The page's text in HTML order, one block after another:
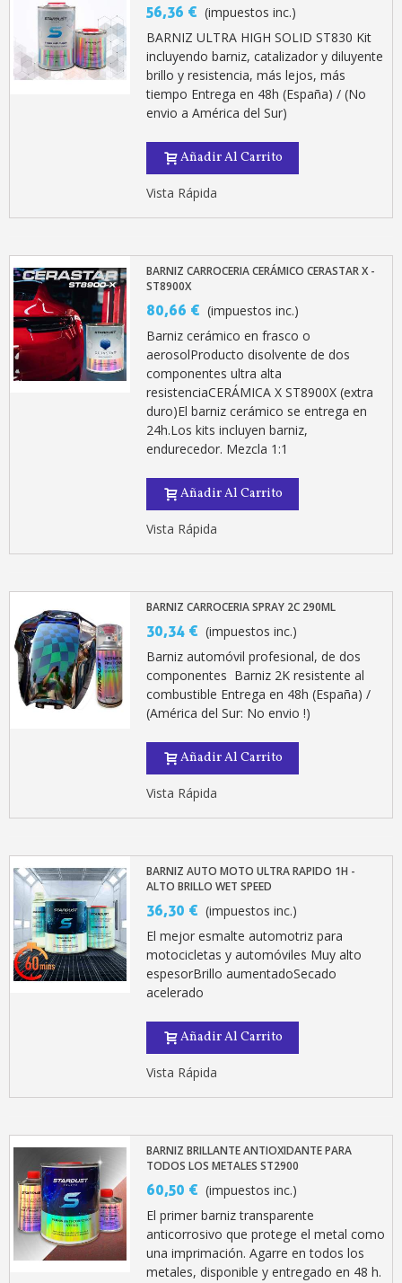
Gana puntos de
Devuelve los
5 € de descuento
Cupón de 10 € por
Gana puntos de
Cupón de 10 € por
56,36 € (impuestos inc.)
BARNIZ ULTRA HIGH SOLID ST830 Kit
incluyendo barniz, catalizador y diluyente
brillo y resistencia, más lejos, más
tiempo Entrega en 48h (España) / (No
envio a América del Sur)
Añadir Al Carrito
Vista Rápida
BARNIZ CARROCERIA CERÁMICO CERASTAR X -
ST8900X
80,66 € (impuestos inc.)
Barniz cerámico en frasco o
aerosolProducto disolvente de dos
componentes ultra alta
resistenciaCERÁMICA X ST8900X (extra
duro)El barniz cerámico se entrega en
24h.Los kits incluyen barniz,
endurecedor. Mezcla 1:1
Añadir Al Carrito
Vista Rápida
BARNIZ CARROCERIA SPRAY 2C 290ML
30,34 € (impuestos inc.)
Barniz automóvil profesional, de dos
componentes Barniz 2K resistente al
combustible Entrega en 48h (España) /
(América del Sur: No envio !)
Añadir Al Carrito
Vista Rápida
BARNIZ AUTO MOTO ULTRA RAPIDO 1H -
ALTO BRILLO WET SPEED
36,30 € (impuestos inc.)
El mejor esmalte automotriz para
motocicletas y automóviles Muy alto
espesorBrillo aumentadoSecado
acelerado
Añadir Al Carrito
Vista Rápida
BARNIZ BRILLANTE ANTIOXIDANTE PARA
TODOS LOS METALES ST2900
60,50 € (impuestos inc.)
El primer barniz transparente
anticorrosivo que protege el metal como
una imprimación. Agarre en todos los
metales, disponible y entregado en 48 h.